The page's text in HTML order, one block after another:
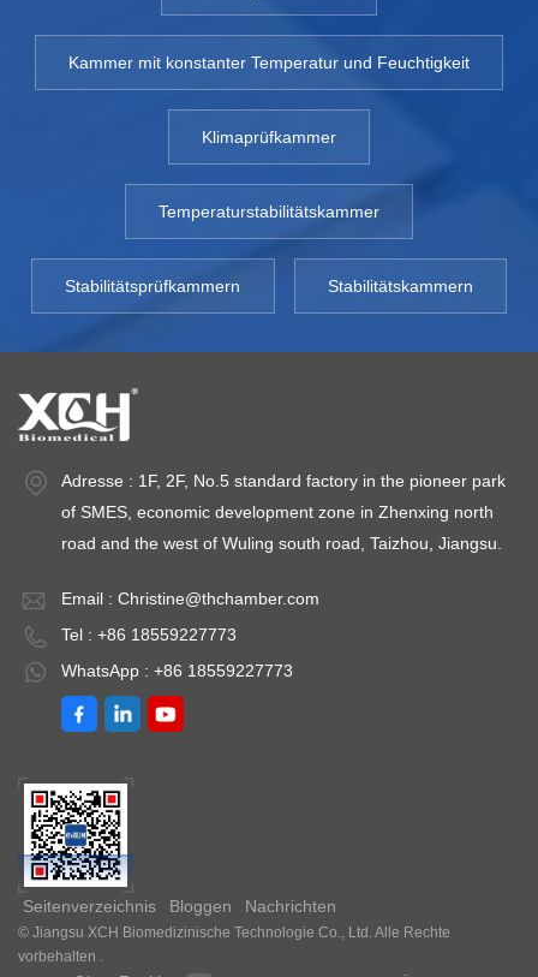
Kammer mit konstanter Temperatur und Feuchtigkeit
Klimaprüfkammer
Temperaturstabilitätskammer
Stabilitätsprüfkammern Stabilitätskammern
Adresse : 1F, 2F, No.5 standard factory in the pioneer park
of SMES, economic development zone in Zhenxing north
road and the west of Wuling south road, Taizhou, Jiangsu.
Email : Christine@thchamber.com
Tel : +86 18559227773
WhatsApp : +86 18559227773
Seitenverzeichnis Bloggen Nachrichten
© Jiangsu XCH Biomedizinische Technologie Co., Ltd. Alle Rechte
vorbehalten .